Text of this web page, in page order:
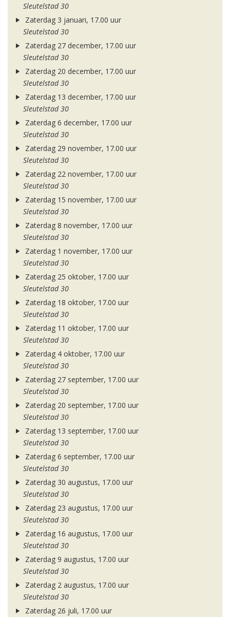
Sleutelstad 30
Zaterdag 3 januari, 17.00 uur
Sleutelstad 30
Zaterdag 27 december, 17.00 uur
Sleutelstad 30
Zaterdag 20 december, 17.00 uur
Sleutelstad 30
Zaterdag 13 december, 17.00 uur
Sleutelstad 30
Zaterdag 6 december, 17.00 uur
Sleutelstad 30
Zaterdag 29 november, 17.00 uur
Sleutelstad 30
Zaterdag 22 november, 17.00 uur
Sleutelstad 30
Zaterdag 15 november, 17.00 uur
Sleutelstad 30
Zaterdag 8 november, 17.00 uur
Sleutelstad 30
Zaterdag 1 november, 17.00 uur
Sleutelstad 30
Zaterdag 25 oktober, 17.00 uur
Sleutelstad 30
Zaterdag 18 oktober, 17.00 uur
Sleutelstad 30
Zaterdag 11 oktober, 17.00 uur
Sleutelstad 30
Zaterdag 4 oktober, 17.00 uur
Sleutelstad 30
Zaterdag 27 september, 17.00 uur
Sleutelstad 30
Zaterdag 20 september, 17.00 uur
Sleutelstad 30
Zaterdag 13 september, 17.00 uur
Sleutelstad 30
Zaterdag 6 september, 17.00 uur
Sleutelstad 30
Zaterdag 30 augustus, 17.00 uur
Sleutelstad 30
Zaterdag 23 augustus, 17.00 uur
Sleutelstad 30
Zaterdag 16 augustus, 17.00 uur
Sleutelstad 30
Zaterdag 9 augustus, 17.00 uur
Sleutelstad 30
Zaterdag 2 augustus, 17.00 uur
Sleutelstad 30
Zaterdag 26 juli, 17.00 uur